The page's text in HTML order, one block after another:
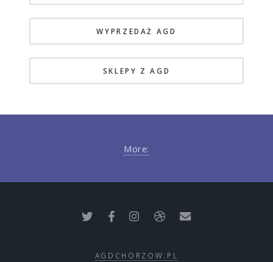
WYPRZEDAŻ AGD
SKLEPY Z AGD
More:
AGDCHORZOW.PL